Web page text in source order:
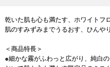
乾いた肌も心も満たす、ホワイトフ
肌のすみずみまでうるおす、ひんや
＜商品特長＞
●細かな霧がふわっと広がり、純白